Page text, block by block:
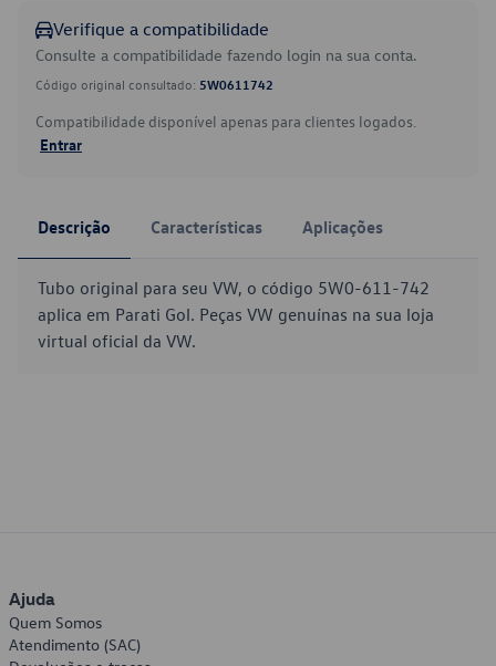
Verifique a compatibilidade
Consulte a compatibilidade fazendo login na sua conta.
Código original consultado: 5W0611742
Compatibilidade disponível apenas para clientes logados.
Entrar
Descrição Características Aplicações
Tubo original para seu VW, o código 5W0-611-742
aplica em Parati Gol. Peças VW genuínas na sua loja
virtual oficial da VW.
Ajuda
Quem Somos
Atendimento (SAC)